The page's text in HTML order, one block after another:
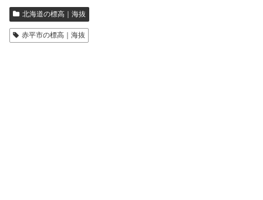
北海道の標高｜海抜
赤平市の標高｜海抜